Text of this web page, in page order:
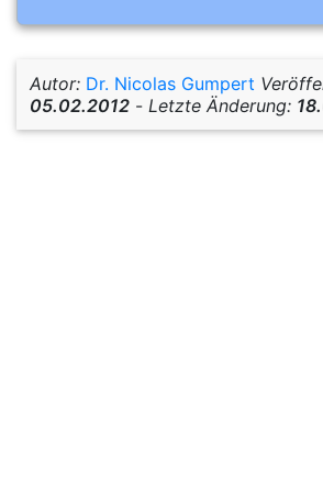
Autor: Dr. Nicolas Gumpert
05.02.2012 - Letzte Änderung: